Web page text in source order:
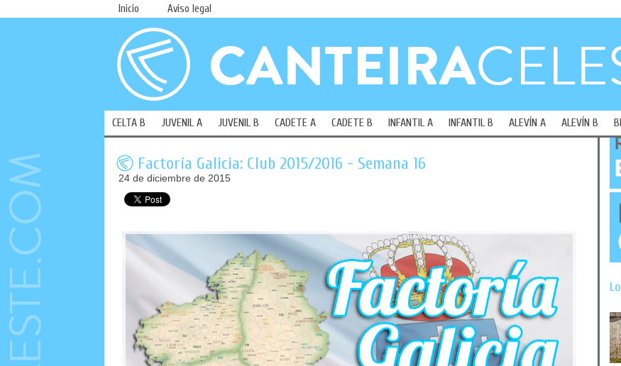
Inicio Aviso legal
CELTA B JUVENIL A JUVENIL B CADETE A CADETE B INFANTIL A INFANTIL B ALEVÍN A ALEVÍN B
Factoría Galicia: Club 2015/2016 - Semana 16
24 de diciembre de 2015